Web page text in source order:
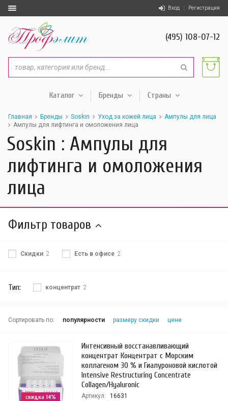
Вход Регистрация
(495) 108-07-12
Каталог Бренды Страны
Главная Бренды Soskin Уход за кожей лица
Ампулы для лица
Ампулы для лифтинга и омоложения лица
Soskin : Ампулы для
лифтинга и омоложения
лица
Фильтр товаров
Скидки 2 Есть в офисе 2
Тип: концентрат 2
Сортировать по: популярности размеру скидки цене
скидка 14%
Интенсивный восстанавливающий
концентрат Концентрат с Морским
коллагеном 30 % и Гиалуроновой кислотой
Intensive Restructuring Concentrate
Collagen/Hyaluronic
Артикул:
16631